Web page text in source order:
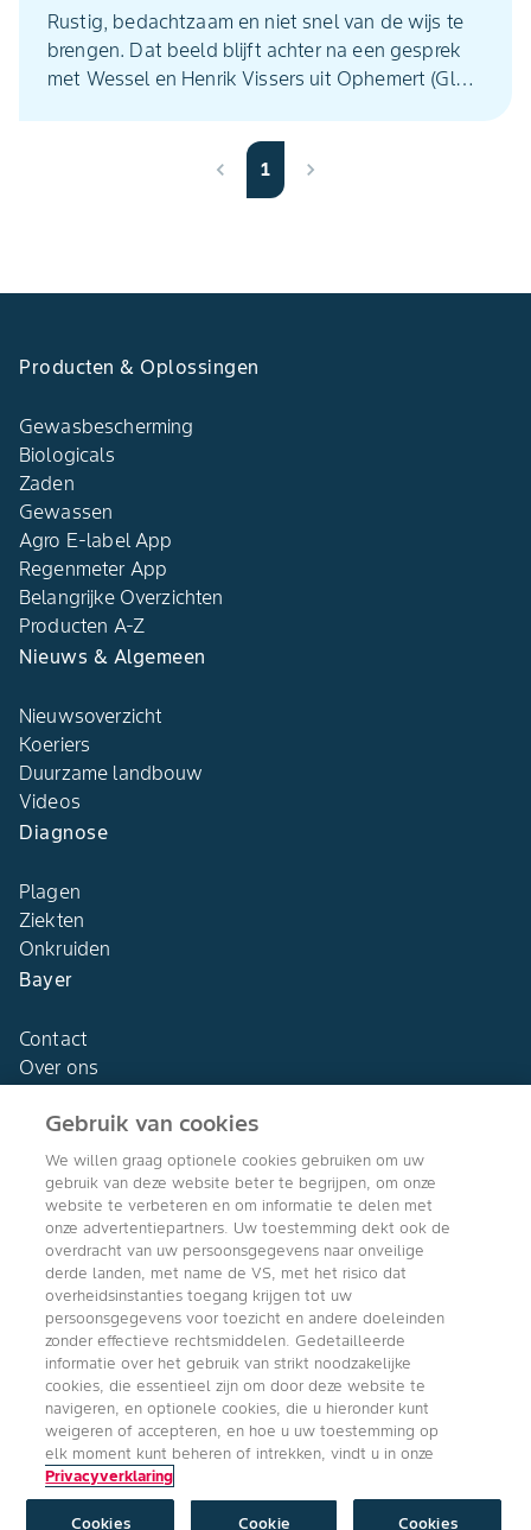
Rustig, bedachtzaam en niet snel van de wijs te
brengen. Dat beeld blijft achter na een gesprek
met Wessel en Henrik Vissers uit Ophemert (Gld.).
familiebedrijf zitten, zien zichzelf als ‘geboren
fruittelers’. ,,Dit vak kun je alleen doen als je er
voor volle 100 procent voor gaat’’, vinden ze.
1
Producten & Oplossingen
Gewasbescherming
Biologicals
Zaden
Gewassen
Agro E-label App
Regenmeter App
Belangrijke Overzichten
Producten A-Z
Nieuws & Algemeen
Nieuwsoverzicht
Koeriers
Duurzame landbouw
Videos
Diagnose
Plagen
Ziekten
Onkruiden
Bayer
Contact
Over ons
Agro Bayer
Nederland
Volg ons
Copyright © Bayer Crop Science 2024
Algemene Gebruiksvoorwaarden/Privacyverklaring/Imprint/Cookie
instellingen
Gebruik van cookies
We willen graag optionele cookies gebruiken om uw
gebruik van deze website beter te begrijpen, om onze
website te verbeteren en om informatie te delen met
onze advertentiepartners. Uw toestemming dekt ook de
overdracht van uw persoonsgegevens naar onveilige
derde landen, met name de VS, met het risico dat
overheidsinstanties toegang krijgen tot uw
persoonsgegevens voor toezicht en andere doeleinden
zonder effectieve rechtsmiddelen. Gedetailleerde
informatie over het gebruik van strikt noodzakelijke
cookies, die essentieel zijn om door deze website te
navigeren, en optionele cookies, die u hieronder kunt
weigeren of accepteren, en hoe u uw toestemming op
elk moment kunt beheren of intrekken, vindt u in onze
Privacyverklaring
Cookie Cookies
Cookies